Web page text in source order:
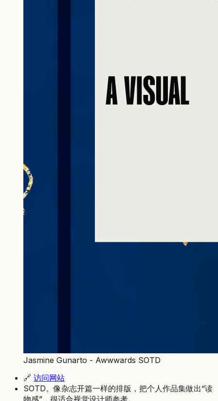
Jasmine Gunarto - Awwwards SOTD
🔗 访问网站
SOTD。像杂志开篇一样的排版，把个人作品集做出“读
物感”，很适合视觉设计师参考。